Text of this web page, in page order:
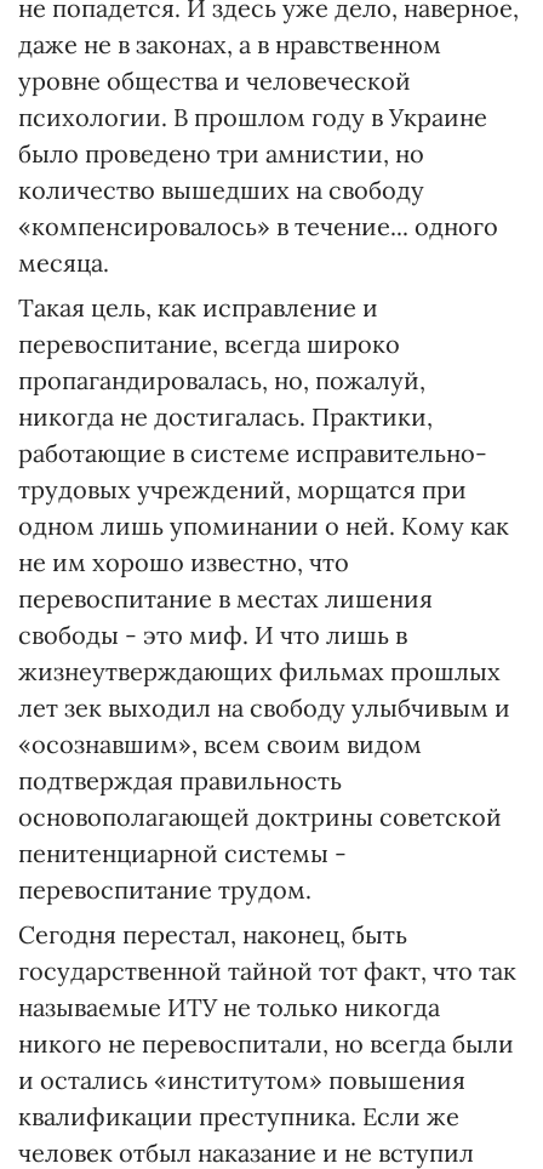
не попадется. И здесь уже дело, наверное,
даже не в законах, а в нравственном
уровне общества и человеческой
психологии. В прошлом году в Украине
было проведено три амнистии, но
количество вышедших на свободу
«компенсировалось» в течение... одного
месяца.
Такая цель, как исправление и
перевоспитание, всегда широко
пропагандировалась, но, пожалуй,
никогда не достигалась. Практики,
работающие в системе исправительно-
трудовых учреждений, морщатся при
одном лишь упоминании о ней. Кому как
не им хорошо известно, что
перевоспитание в местах лишения
свободы - это миф. И что лишь в
жизнеутверждающих фильмах прошлых
лет зек выходил на свободу улыбчивым и
«осознавшим», всем своим видом
подтверждая правильность
основополагающей доктрины советской
пенитенциарной системы -
перевоспитание трудом.
Сегодня перестал, наконец, быть
государственной тайной тот факт, что так
называемые ИТУ не только никогда
никого не перевоспитали, но всегда были
и остались «институтом» повышения
квалификации преступника. Если же
человек отбыл наказание и не вступил